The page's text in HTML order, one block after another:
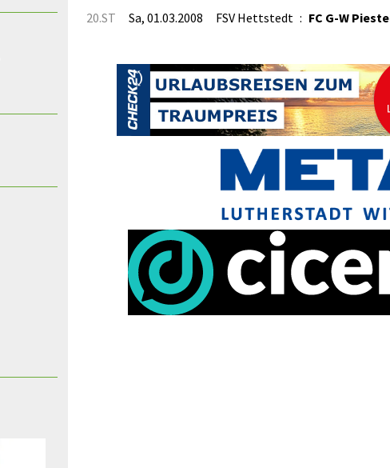
20.ST Sa, 01.03.2008 FSV Hettstedt : FC G-W